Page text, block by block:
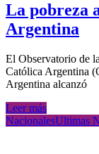
La pobreza
Argentina
El Observatorio de
Católica Argentina
Argentina alcanzó
Leer más
NacionalesUltimas